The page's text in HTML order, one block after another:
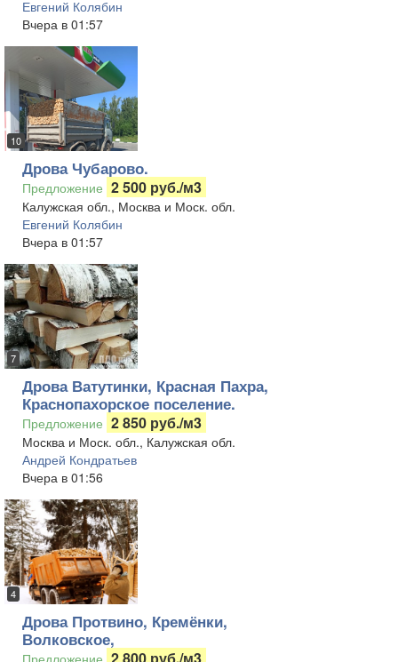
Евгений Колябин
Вчера в 01:57
10
Дрова Чубарово.
Предложение 2 500 руб./м3
Калужская обл., Москва и Моск. обл.
Евгений Колябин
Вчера в 01:57
7
Дрова Ватутинки, Красная Пахра,
Краснопахорское поселение.
Предложение 2 850 руб./м3
Москва и Моск. обл., Калужская обл.
Андрей Кондратьев
Вчера в 01:56
4
Дрова Протвино, Кремёнки,
Волковское,
Предложение